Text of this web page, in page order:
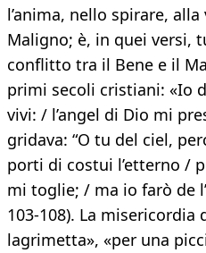
l’anima, nello spirare,
Maligno; è, in quei versi,
conflitto tra il Bene e il
primi secoli cristiani: «Io
vivi: / l’angel di Dio mi
gridava: “O tu del ciel,
porti di costui l’etterno /
mi toglie; / ma io farò de
103-108). La misericordia
lagrimetta», «per una